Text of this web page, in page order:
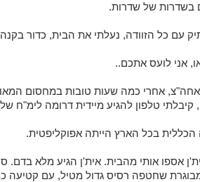
בשדרות של שדרות.
עם כל הזוודה, נעלתי את הבית, כדור
אני לועס אתכם..
אחרי כמה שעות טובות במחסום
טלפון להגיע מיידית דרומה לימ"ח
הכללית בכל הארץ הייתה אפוקליפטית.
אספו אותי מהבית. אית'ן הגיע מלא בדם.
שחטפה רסיס גדול מטיל, עם קטיעה